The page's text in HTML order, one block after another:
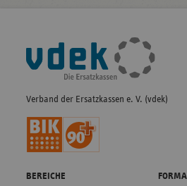
Fußleisten-
Navigation
Verband der Ersatzkassen e. V. (vdek)
BEREICHE